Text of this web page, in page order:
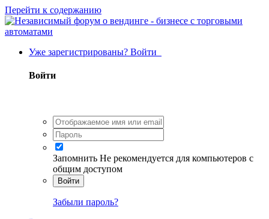
Перейти к содержанию
Уже зарегистрированы? Войти
Войти
Запомнить Не рекомендуется для компьютеров с
общим доступом
Войти
Забыли пароль?